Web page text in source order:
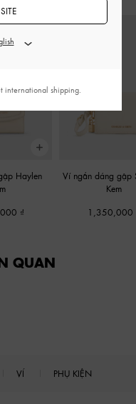
Haylen
Ví ngắn dáng gập
Kem
1,350,000
QUAN
VÍ PHỤ KIỆN
international shipping.